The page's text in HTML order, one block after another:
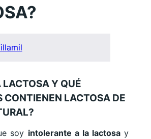
LACTOSA Y QUÉ
CONTIENEN LACTOSA DE
soy intolerante a la lactosa y